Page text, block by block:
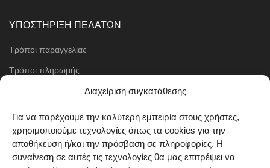
Διαχείριση συγκατάθεσης
Για να παρέχουμε την καλύτερη εμπειρία στους χρήστες,
χρησιμοποιούμε τεχνολογίες όπως τα cookies για την
αποθήκευση ή/και την πρόσβαση σε πληροφορίες. Η
συναίνεση σε αυτές τις τεχνολογίες θα μας επιτρέψει να
ΥΠΟΣΤΗΡΙΞΗ ΠΕΛΑΤΩΝ
Τρόποι παραγγελίας
Τρόποι πληρωμής
Μέθοδοι αποστολής
Όροι χρήσης
Cookie Policy (EU)